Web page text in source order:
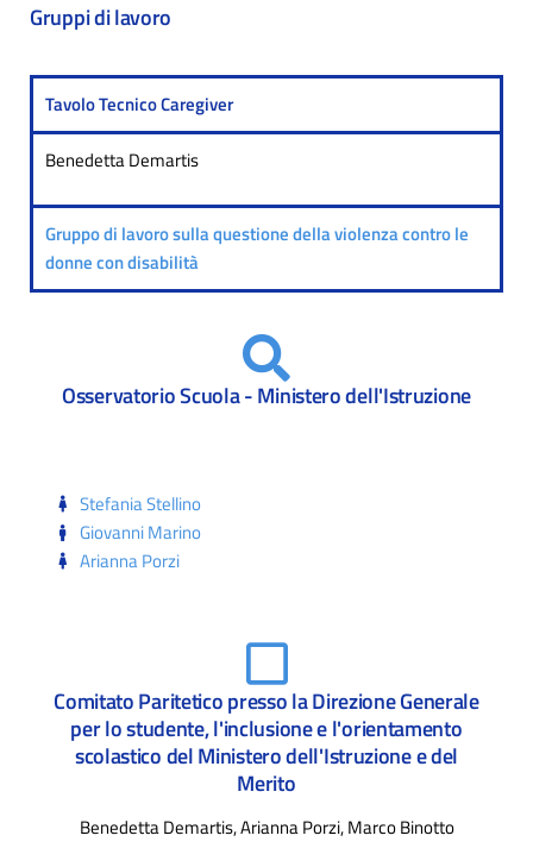
Gruppi di lavoro
Tavolo Tecnico Caregiver
Benedetta Demartis
Gruppo di lavoro sulla questione della violenza contro le
donne con disabilità
Osservatorio Scuola - Ministero dell'Istruzione
Stefania Stellino
Giovanni Marino
Arianna Porzi
Comitato Paritetico presso la Direzione Generale
per lo studente, l'inclusione e l'orientamento
scolastico del Ministero dell'Istruzione e del
Merito
Benedetta Demartis, Arianna Porzi, Marco Binotto